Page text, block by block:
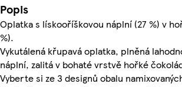
Popis
Oplatka s lískooříškovou náplní (27 %) v
%).
Vykutálená křupavá oplatka, plněná
náplní, zalitá v bohaté vrstvě hořké
Vyberte si ze 3 designů obalu